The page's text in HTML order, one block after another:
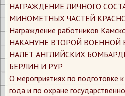
НАГРАЖДЕНИЕ ЛИЧНОГО
МИНОМЕТНЫХ ЧАСТЕЙ
Награждение работников
НАКАНУНЕ ВТОРОЙ ВОЕННОЙ
НАЛЕТ АНГЛИЙСКИХ
БЕРЛИН И РУР
О мероприятиях по подготовке
года и по охране